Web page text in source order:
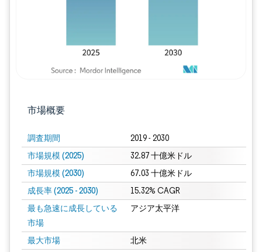
市場概要
調査期間 2019 - 2030
市場規模 (2025) 32.87 十億米ドル
市場規模 (2030) 67.03 十億米ドル
成長率 (2025 - 2030) 15.32% CAGR
最も急速に成長している
市場
アジア太平洋
最大市場 北米